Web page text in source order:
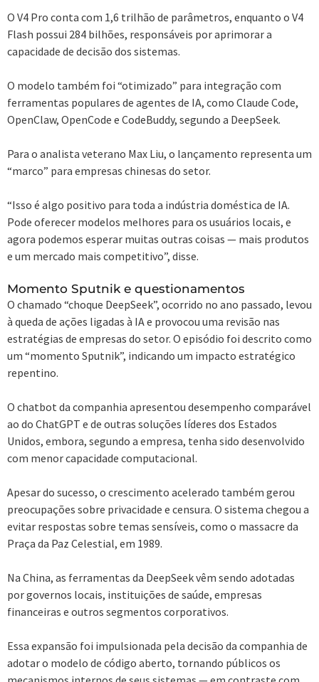
O V4 Pro conta com 1,6 trilhão de parâmetros, enquanto o V4
Flash possui 284 bilhões, responsáveis por aprimorar a
capacidade de decisão dos sistemas.
O modelo também foi “otimizado” para integração com
ferramentas populares de agentes de IA, como Claude Code,
OpenClaw, OpenCode e CodeBuddy, segundo a DeepSeek.
Para o analista veterano Max Liu, o lançamento representa um
“marco” para empresas chinesas do setor.
“Isso é algo positivo para toda a indústria doméstica de IA.
Pode oferecer modelos melhores para os usuários locais, e
agora podemos esperar muitas outras coisas — mais produtos
e um mercado mais competitivo”, disse.
Momento Sputnik e questionamentos
O chamado “choque DeepSeek”, ocorrido no ano passado, levou
à queda de ações ligadas à IA e provocou uma revisão nas
estratégias de empresas do setor. O episódio foi descrito como
um “momento Sputnik”, indicando um impacto estratégico
repentino.
O chatbot da companhia apresentou desempenho comparável
ao do ChatGPT e de outras soluções líderes dos Estados
Unidos, embora, segundo a empresa, tenha sido desenvolvido
com menor capacidade computacional.
Apesar do sucesso, o crescimento acelerado também gerou
preocupações sobre privacidade e censura. O sistema chegou a
evitar respostas sobre temas sensíveis, como o massacre da
Praça da Paz Celestial, em 1989.
Na China, as ferramentas da DeepSeek vêm sendo adotadas
por governos locais, instituições de saúde, empresas
financeiras e outros segmentos corporativos.
Essa expansão foi impulsionada pela decisão da companhia de
adotar o modelo de código aberto, tornando públicos os